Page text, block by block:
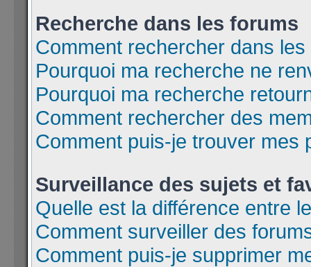
Recherche dans les forums
Comment rechercher dans
Pourquoi ma recherche ne
Pourquoi ma recherche
Comment rechercher des
Comment puis-je trouver mes
Surveillance des sujets et
Quelle est la différence entre
Comment surveiller des
Comment puis-je supprimer